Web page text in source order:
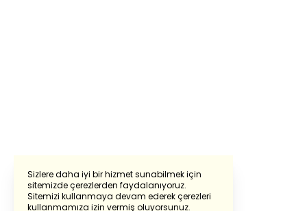
Sizlere daha iyi bir hizmet sunabilmek için
sitemizde çerezlerden faydalanıyoruz.
Sitemizi kullanmaya devam ederek çerezleri
kullanmamıza izin vermiş oluyorsunuz.
Powered by Translate